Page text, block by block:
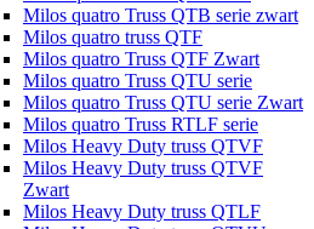
Milos quatro Truss QTB serie zwart
Milos quatro truss QTF
Milos quatro Truss QTF Zwart
Milos quatro Truss QTU serie
Milos quatro Truss QTU serie Zwart
Milos quatro Truss RTLF serie
Milos Heavy Duty truss QTVF
Milos Heavy Duty truss QTVF
Zwart
Milos Heavy Duty truss QTLF